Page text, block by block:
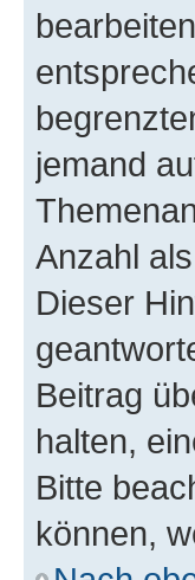
jemand
Anzahl
Dieser
Beitrag
halten,
Bitte
können,